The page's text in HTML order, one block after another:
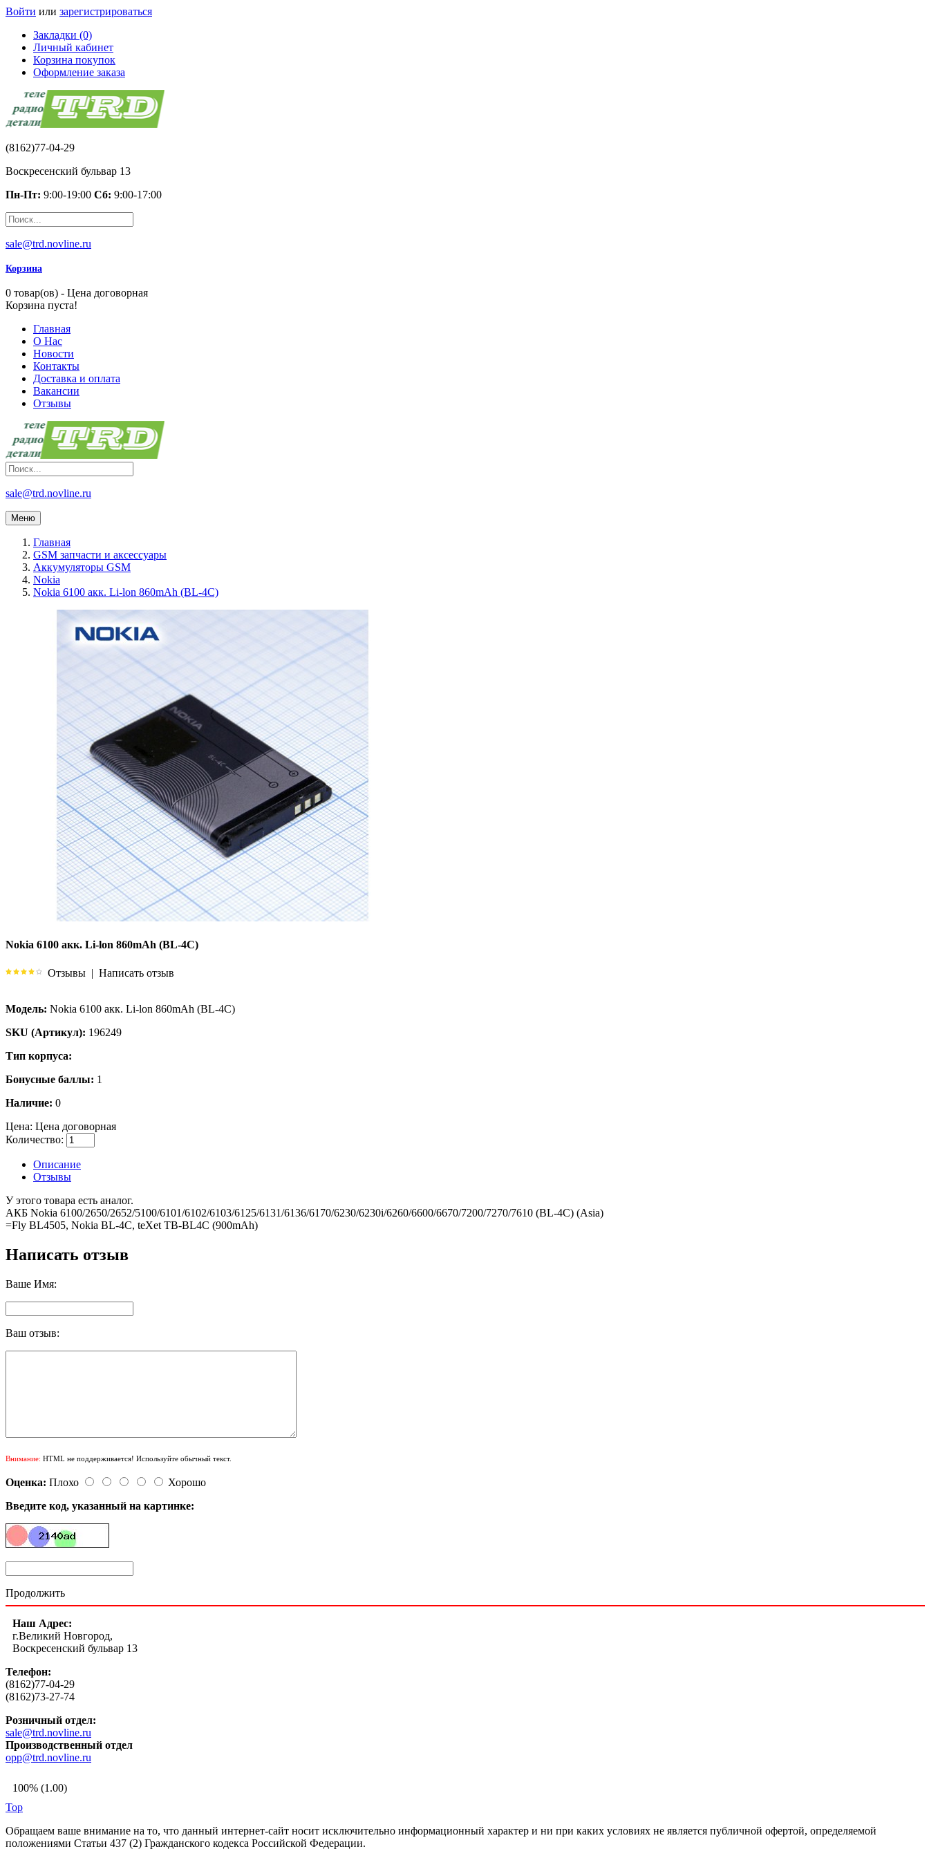
Войти или зарегистрироваться
Закладки (0)
Личный кабинет
Корзина покупок
Оформление заказа
(8162)77-04-29
Воскресенский бульвар 13
Пн-Пт: 9:00-19:00 Сб: 9:00-17:00
sale@trd.novline.ru
Корзина
0 товар(ов) - Цена договорная
Корзина пуста!
Главная
О Нас
Новости
Контакты
Доставка и оплата
Вакансии
Отзывы
sale@trd.novline.ru
Меню
Главная
GSM запчасти и аксессуары
Аккумуляторы GSM
Nokia
Nokia 6100 акк. Li-lon 860mAh (BL-4C)
Nokia 6100 акк. Li-lon 860mAh (BL-4C)
Отзывы | Написать отзыв
Модель: Nokia 6100 акк. Li-lon 860mAh (BL-4C)
SKU (Артикул): 196249
Тип корпуса:
Бонусные баллы: 1
Наличие: 0
Цена: Цена договорная
Количество:
Описание
Отзывы
У этого товара есть аналог.
АКБ Nokia 6100/2650/2652/5100/6101/6102/6103/6125/6131/6136/6170/6230/6230i/6260/6600/6670/7200/7270/7610 (BL-4C) (Asia)
=Fly BL4505, Nokia BL-4C, teXet TB-BL4C (900mAh)
Написать отзыв
Ваше Имя:
Ваш отзыв:
Внимание: HTML не поддерживается! Используйте обычный текст.
Оценка: Плохо
Хорошо
Введите код, указанный на картинке:
Продолжить
Наш Адрес:
г.Великий Новгород,
Воскресенский бульвар 13
Телефон:
(8162)77-04-29
(8162)73-27-74
Розничный отдел:
sale@trd.novline.ru
Производственный отдел
opp@trd.novline.ru
100% (1.00)
Top
Обращаем ваше внимание на то, что данный интернет-сайт носит исключительно информационный характер и ни при каких условиях не является публичной офертой, определяемой
положениями Статьи 437 (2) Гражданского кодекса Российской Федерации.